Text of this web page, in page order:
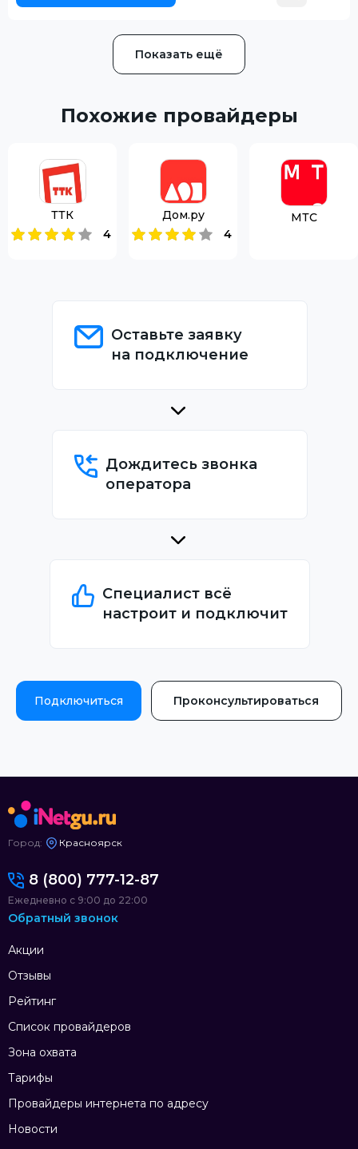
Показать ещё
Похожие провайдеры
ТТК
4
Дом.ру
4
МТС
Оставьте заявку
на подключение
Дождитесь звонка
оператора
Специалист всё
настроит и подключит
Подключиться Проконсультироваться
Город: Красноярск
Акции
Отзывы
Рейтинг
Список провайдеров
Зона охвата
Тарифы
Провайдеры интернета по адресу
Новости
8 (800) 777-12-87
Ежедневно с 9:00 до 22:00
Обратный звонок